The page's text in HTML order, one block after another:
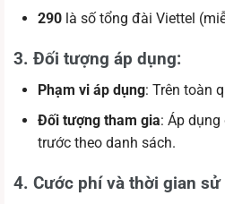
290 là số tổng đài Viettel
3. Đối tượng áp dụng:
Phạm vi áp dụng: Trên toàn
Đối tượng tham gia: Áp
trước theo danh sách.
4. Cước phí và thời gian sử